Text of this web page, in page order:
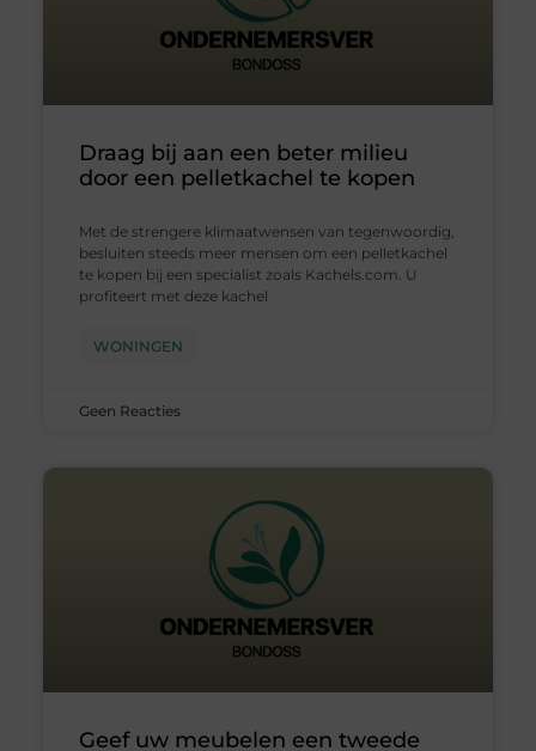
Draag bij aan een beter milieu
door een pelletkachel te kopen
Met de strengere klimaatwensen van tegenwoordig,
besluiten steeds meer mensen om een pelletkachel
te kopen bij een specialist zoals Kachels.com. U
profiteert met deze kachel
WONINGEN
Geen Reacties
Geef uw meubelen een tweede